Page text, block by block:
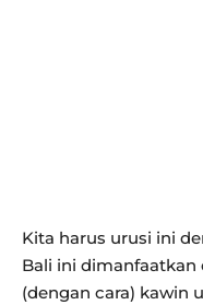
Kita harus urusi ini
Bali ini dimanfaatkan
(dengan cara) kawin